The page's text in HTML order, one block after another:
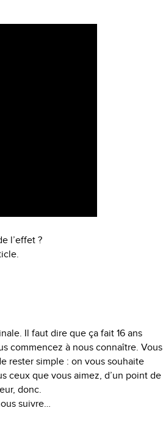
l’effet ?
Il faut dire que ça fait 16 ans
commencez à nous connaître. Vous
rester simple : on vous souhaite
ceux que vous aimez, d’un point de
donc.
suivre…